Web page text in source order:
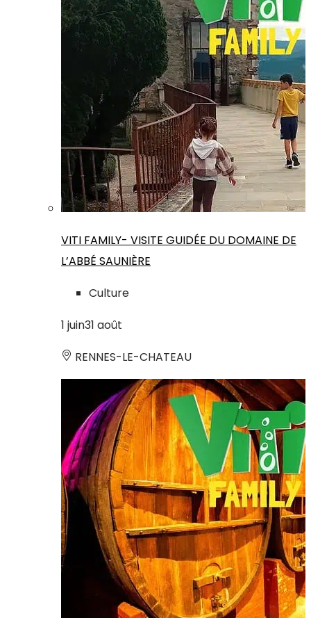
VITI FAMILY- VISITE GUIDÉE DU DOMAINE DE
L’ABBÉ SAUNIÈRE
Culture
1 juin31 août
RENNES-LE-CHATEAU